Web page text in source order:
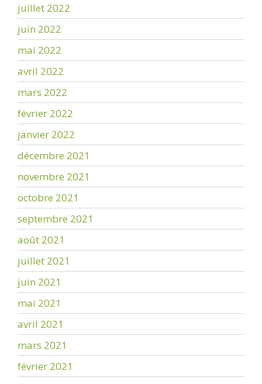
juillet 2022
juin 2022
mai 2022
avril 2022
mars 2022
février 2022
janvier 2022
décembre 2021
novembre 2021
octobre 2021
septembre 2021
août 2021
juillet 2021
juin 2021
mai 2021
avril 2021
mars 2021
février 2021